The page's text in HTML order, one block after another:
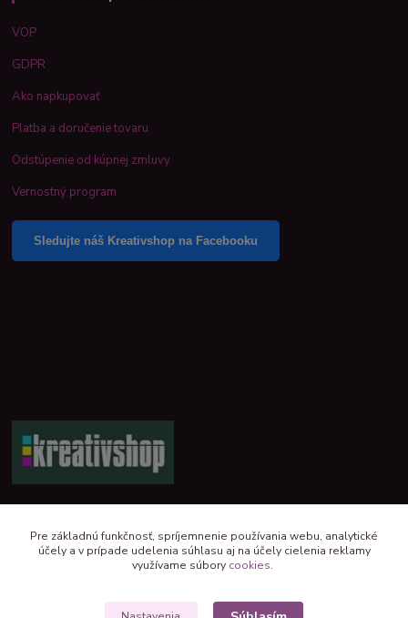
VOP
GDPR
Ako napkupovať
Platba a doručenie tovaru
Odstúpenie od kúpnej zmluvy
Vernostný program
Sledujte náš Kreativshop na Facebooku
kreativshop@kreativshop.sk
Pre základnú funkčnosť, spríjemnenie používania webu, analytické
účely a v prípade udelenia súhlasu aj na účely cielenia reklamy
využívame súbory cookies.